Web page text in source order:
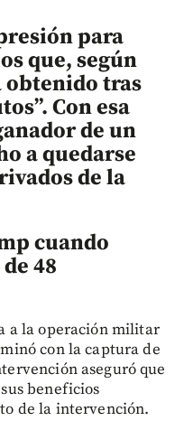
para
que, según
obtenido tras
Con esa
de un
a quedarse
de la
cuando
48
a la operación militar
con la captura de
aseguró que
beneficios
de la intervención.